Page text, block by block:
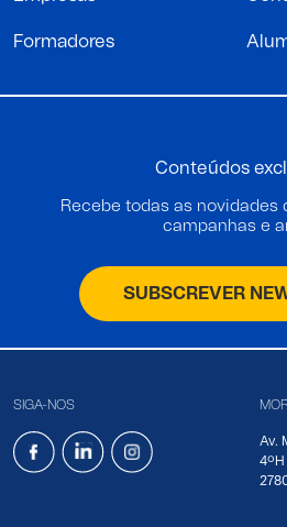
Formadores
Conteúdos
Recebe todas as novidades
campanhas e
SUBSCREVER
SIGA-NOS
Av.